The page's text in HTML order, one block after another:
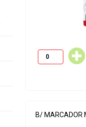
B/ MARCADOR